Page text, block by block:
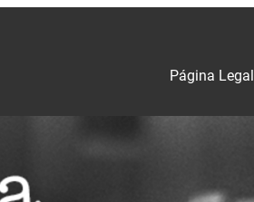
Página Legal